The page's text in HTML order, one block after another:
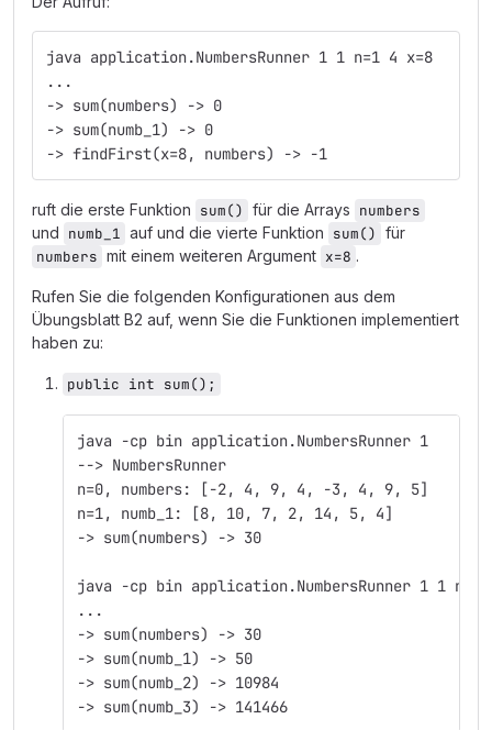
java application.NumbersRunner 1 1 n=1 4 x=8
...
-> sum(numbers) -> 0
-> sum(numb_1) -> 0
-> findFirst(x=8, numbers) -> -1
ruft die erste Funktion sum() für die Arrays numbers
und numb_1 auf und die vierte Funktion sum() für
numbers mit einem weiteren Argument x=8 .
Rufen Sie die folgenden Konfigurationen aus dem
Übungsblatt B2 auf, wenn Sie die Funktionen implementiert
haben zu:
public int sum();
java -cp bin application.NumbersRunner 1
--> NumbersRunner
n=0, numbers: [‐2, 4, 9, 4, ‐3, 4, 9, 5]
n=1, numb_1: [8, 10, 7, 2, 14, 5, 4]
‐> sum(numbers) ‐> 30
java -cp bin application.NumbersRunner 1 1 n=1
...
-> sum(numbers) -> 30
-> sum(numb_1) -> 50
-> sum(numb_2) -> 10984
-> sum(numb_3) ‐> 141466